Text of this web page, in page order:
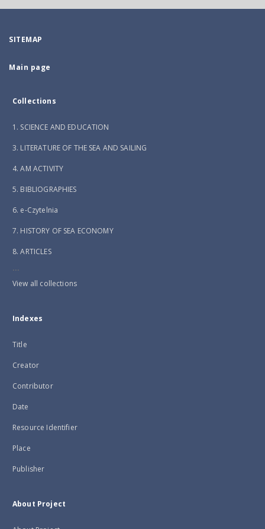
SITEMAP
Main page
Collections
1. SCIENCE AND EDUCATION
3. LITERATURE OF THE SEA AND SAILING
4. AM ACTIVITY
5. BIBLIOGRAPHIES
6. e-Czytelnia
7. HISTORY OF SEA ECONOMY
8. ARTICLES
...
View all collections
Indexes
Title
Creator
Contributor
Date
Resource Identifier
Place
Publisher
About Project